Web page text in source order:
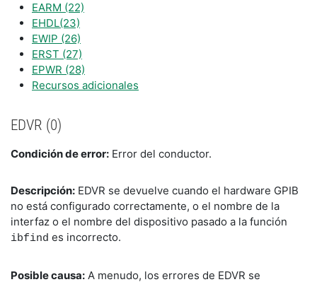
EARM (22)
EHDL(23)
EWIP (26)
ERST (27)
EPWR (28)
Recursos adicionales
EDVR (0)
Condición de error: Error del conductor.
Descripción: EDVR se devuelve cuando el hardware GPIB
no está configurado correctamente, o el nombre de la
interfaz o el nombre del dispositivo pasado a la función
ibfind es incorrecto.
Posible causa: A menudo, los errores de EDVR se